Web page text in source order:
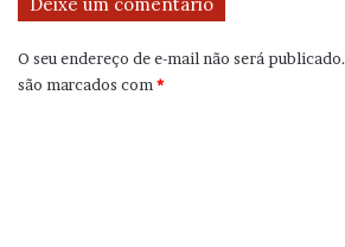
O seu endereço de e-mail não será publicado.
são marcados com *